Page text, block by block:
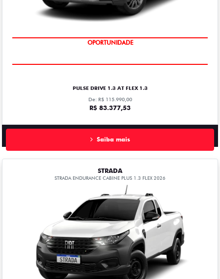
OPORTUNIDADE
PULSE DRIVE 1.3 AT FLEX 1.3
De: R$ 115.990,00
R$ 83.377,53
Saiba mais
STRADA
STRADA ENDURANCE CABINE PLUS 1.3 FLEX 2026